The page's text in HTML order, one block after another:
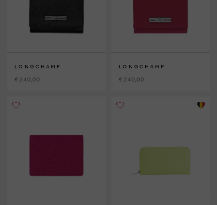
LONGCHAMP
€ 240,00
LONGCHAMP
€ 240,00